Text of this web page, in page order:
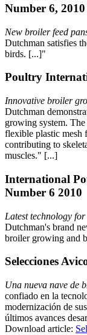
Number 6, 2010
New broiler feed
Dutchman satisfies
birds. [...]"
Poultry
Innovative broiler
Dutchman
growing system.
flexible plastic mesh
contributing to
muscles." [...]
International
Number 6 2010
Latest technology
Dutchman's brand
broiler growing and
Selecciones
Una nueva nave de
confiado en la
modernización de
últimos avances
Download article: